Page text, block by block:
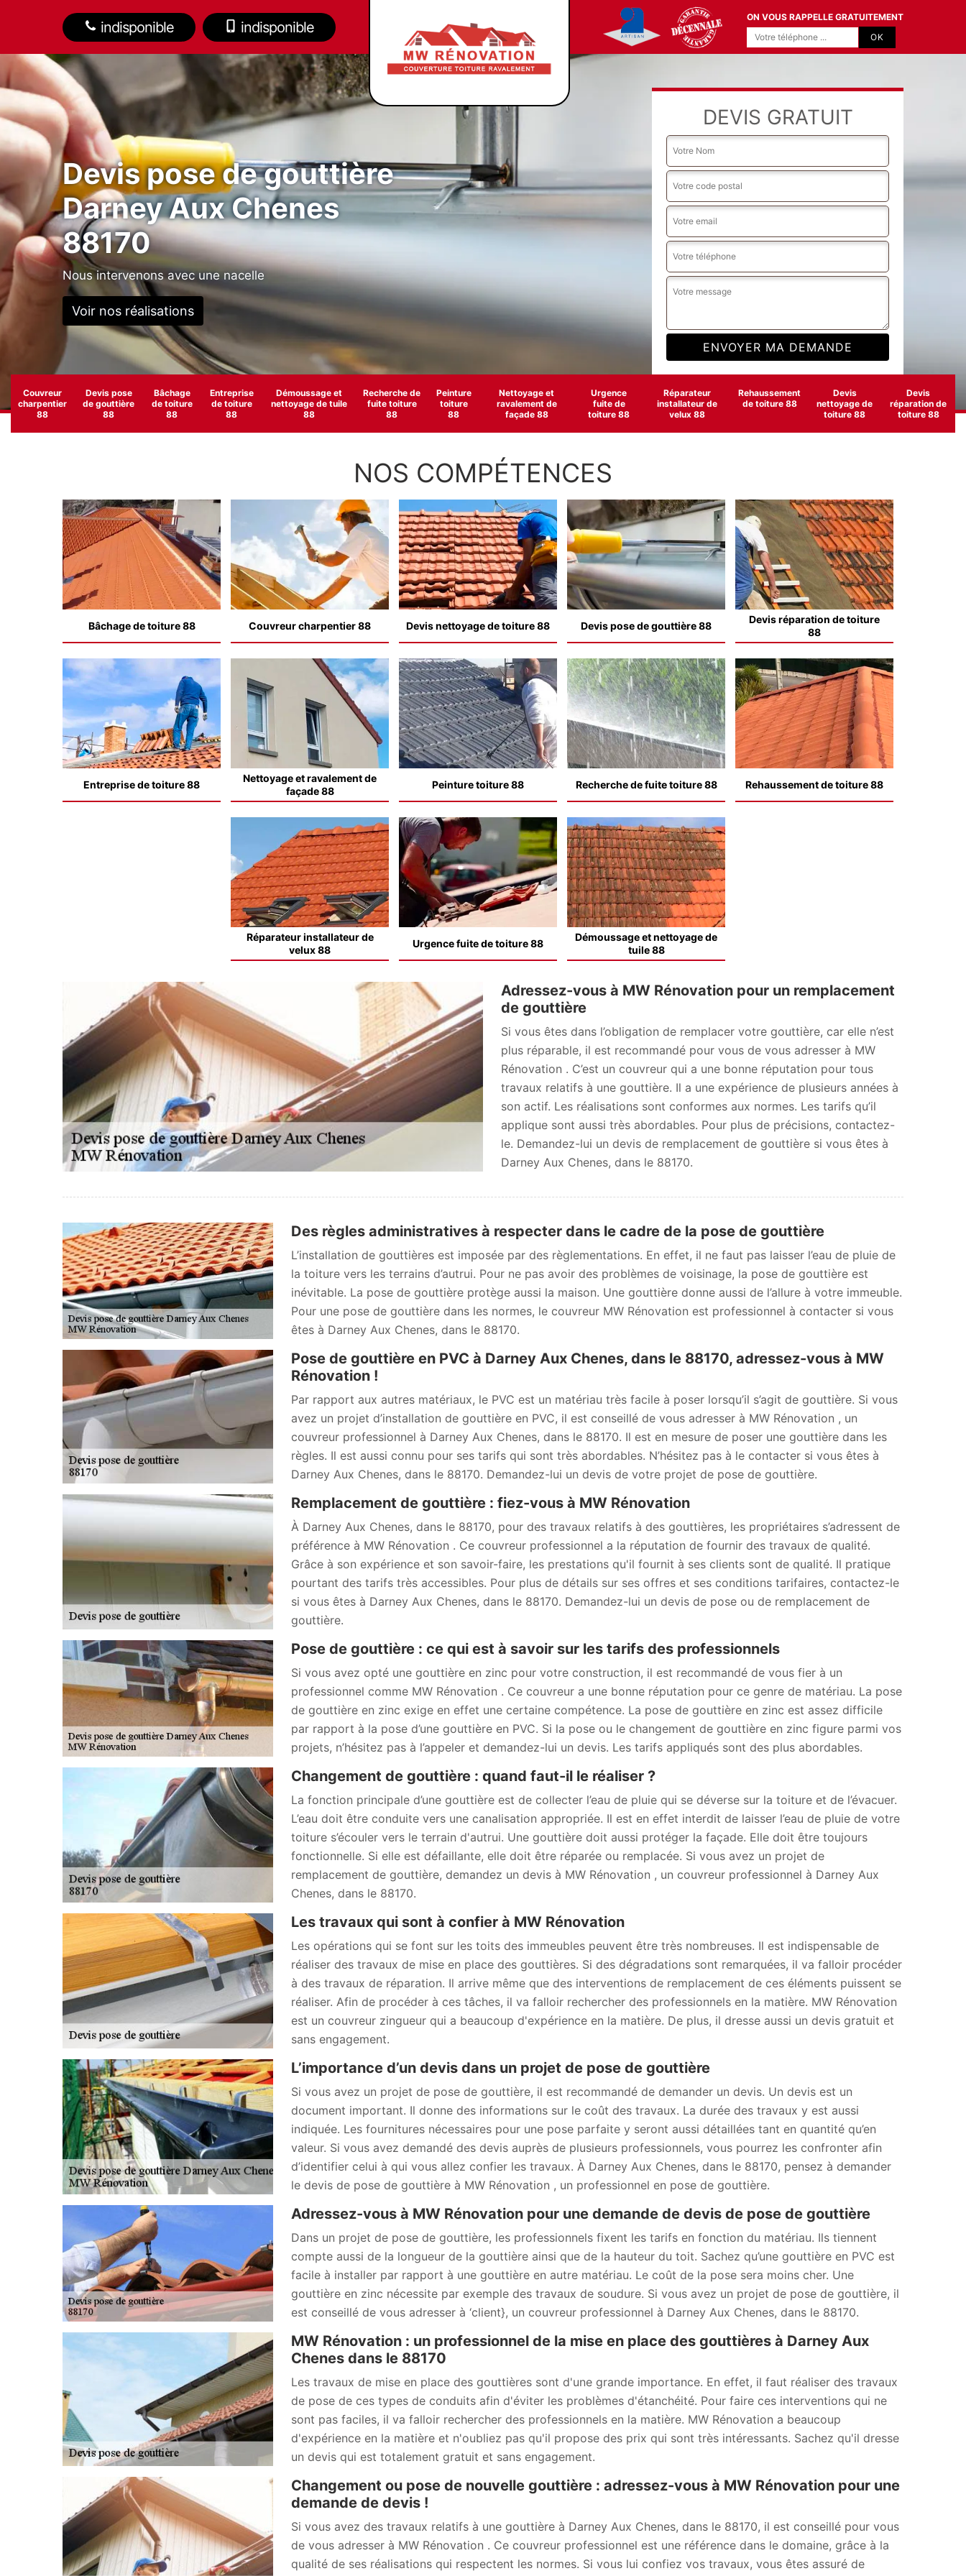
indisponible indisponible
ON VOUS RAPPELLE GRATUITEMENT
Devis pose de gouttière
Darney Aux Chenes
88170
Nous intervenons avec une nacelle
Voir nos réalisations
DEVIS GRATUIT
Couvreur
charpentier
88
Devis pose
de gouttière
88
Bâchage
de toiture
88
Entreprise
de toiture
88
Démoussage et
nettoyage de tuile
88
Recherche de
fuite toiture
88
Peinture
toiture
88
Nettoyage et
ravalement de
façade 88
Urgence
fuite de
toiture 88
Réparateur
installateur de
velux 88
Rehaussement
de toiture 88
Devis
nettoyage de
toiture 88
Devis
réparation de
toiture 88
NOS COMPÉTENCES
Bâchage de toiture 88 Couvreur charpentier 88 Devis nettoyage de toiture 88 Devis pose de gouttière 88
Devis réparation de toiture
88
Entreprise de toiture 88
Nettoyage et ravalement de
façade 88
Peinture toiture 88 Recherche de fuite toiture 88 Rehaussement de toiture 88
Réparateur installateur de
velux 88
Urgence fuite de toiture 88
Démoussage et nettoyage de
tuile 88
Adressez-vous à MW Rénovation pour un remplacement
de gouttière
Si vous êtes dans l’obligation de remplacer votre gouttière, car elle n’est
plus réparable, il est recommandé pour vous de vous adresser à MW
Rénovation . C’est un couvreur qui a une bonne réputation pour tous
travaux relatifs à une gouttière. Il a une expérience de plusieurs années à
son actif. Les réalisations sont conformes aux normes. Les tarifs qu’il
applique sont aussi très abordables. Pour plus de précisions, contactez-
le. Demandez-lui un devis de remplacement de gouttière si vous êtes à
Darney Aux Chenes, dans le 88170.
Des règles administratives à respecter dans le cadre de la pose de gouttière
L’installation de gouttières est imposée par des règlementations. En effet, il ne faut pas laisser l’eau de pluie de
la toiture vers les terrains d’autrui. Pour ne pas avoir des problèmes de voisinage, la pose de gouttière est
inévitable. La pose de gouttière protège aussi la maison. Une gouttière donne aussi de l’allure à votre immeuble.
Pour une pose de gouttière dans les normes, le couvreur MW Rénovation est professionnel à contacter si vous
êtes à Darney Aux Chenes, dans le 88170.
Pose de gouttière en PVC à Darney Aux Chenes, dans le 88170, adressez-vous à MW
Rénovation !
Par rapport aux autres matériaux, le PVC est un matériau très facile à poser lorsqu’il s’agit de gouttière. Si vous
avez un projet d’installation de gouttière en PVC, il est conseillé de vous adresser à MW Rénovation , un
couvreur professionnel à Darney Aux Chenes, dans le 88170. Il est en mesure de poser une gouttière dans les
règles. Il est aussi connu pour ses tarifs qui sont très abordables. N’hésitez pas à le contacter si vous êtes à
Darney Aux Chenes, dans le 88170. Demandez-lui un devis de votre projet de pose de gouttière.
Remplacement de gouttière : fiez-vous à MW Rénovation
À Darney Aux Chenes, dans le 88170, pour des travaux relatifs à des gouttières, les propriétaires s’adressent de
préférence à MW Rénovation . Ce couvreur professionnel a la réputation de fournir des travaux de qualité.
Grâce à son expérience et son savoir-faire, les prestations qu'il fournit à ses clients sont de qualité. Il pratique
pourtant des tarifs très accessibles. Pour plus de détails sur ses offres et ses conditions tarifaires, contactez-le
si vous êtes à Darney Aux Chenes, dans le 88170. Demandez-lui un devis de pose ou de remplacement de
gouttière.
Pose de gouttière : ce qui est à savoir sur les tarifs des professionnels
Si vous avez opté une gouttière en zinc pour votre construction, il est recommandé de vous fier à un
professionnel comme MW Rénovation . Ce couvreur a une bonne réputation pour ce genre de matériau. La pose
de gouttière en zinc exige en effet une certaine compétence. La pose de gouttière en zinc est assez difficile
par rapport à la pose d’une gouttière en PVC. Si la pose ou le changement de gouttière en zinc figure parmi vos
projets, n’hésitez pas à l’appeler et demandez-lui un devis. Les tarifs appliqués sont des plus abordables.
Changement de gouttière : quand faut-il le réaliser ?
La fonction principale d’une gouttière est de collecter l’eau de pluie qui se déverse sur la toiture et de l’évacuer.
L’eau doit être conduite vers une canalisation appropriée. Il est en effet interdit de laisser l’eau de pluie de votre
toiture s’écouler vers le terrain d'autrui. Une gouttière doit aussi protéger la façade. Elle doit être toujours
fonctionnelle. Si elle est défaillante, elle doit être réparée ou remplacée. Si vous avez un projet de
remplacement de gouttière, demandez un devis à MW Rénovation , un couvreur professionnel à Darney Aux
Chenes, dans le 88170.
Les travaux qui sont à confier à MW Rénovation
Les opérations qui se font sur les toits des immeubles peuvent être très nombreuses. Il est indispensable de
réaliser des travaux de mise en place des gouttières. Si des dégradations sont remarquées, il va falloir procéder
à des travaux de réparation. Il arrive même que des interventions de remplacement de ces éléments puissent se
réaliser. Afin de procéder à ces tâches, il va falloir rechercher des professionnels en la matière. MW Rénovation
est un couvreur zingueur qui a beaucoup d'expérience en la matière. De plus, il dresse aussi un devis gratuit et
sans engagement.
L’importance d’un devis dans un projet de pose de gouttière
Si vous avez un projet de pose de gouttière, il est recommandé de demander un devis. Un devis est un
document important. Il donne des informations sur le coût des travaux. La durée des travaux y est aussi
indiquée. Les fournitures nécessaires pour une pose parfaite y seront aussi détaillées tant en quantité qu’en
valeur. Si vous avez demandé des devis auprès de plusieurs professionnels, vous pourrez les confronter afin
d’identifier celui à qui vous allez confier les travaux. À Darney Aux Chenes, dans le 88170, pensez à demander
le devis de pose de gouttière à MW Rénovation , un professionnel en pose de gouttière.
Adressez-vous à MW Rénovation pour une demande de devis de pose de gouttière
Dans un projet de pose de gouttière, les professionnels fixent les tarifs en fonction du matériau. Ils tiennent
compte aussi de la longueur de la gouttière ainsi que de la hauteur du toit. Sachez qu’une gouttière en PVC est
facile à installer par rapport à une gouttière en autre matériau. Le coût de la pose sera moins cher. Une
gouttière en zinc nécessite par exemple des travaux de soudure. Si vous avez un projet de pose de gouttière, il
est conseillé de vous adresser à ‘client}, un couvreur professionnel à Darney Aux Chenes, dans le 88170.
MW Rénovation : un professionnel de la mise en place des gouttières à Darney Aux
Chenes dans le 88170
Les travaux de mise en place des gouttières sont d'une grande importance. En effet, il faut réaliser des travaux
de pose de ces types de conduits afin d'éviter les problèmes d'étanchéité. Pour faire ces interventions qui ne
sont pas faciles, il va falloir rechercher des professionnels en la matière. MW Rénovation a beaucoup
d'expérience en la matière et n'oubliez pas qu'il propose des prix qui sont très intéressants. Sachez qu'il dresse
un devis qui est totalement gratuit et sans engagement.
Changement ou pose de nouvelle gouttière : adressez-vous à MW Rénovation pour une
demande de devis !
Si vous avez des travaux relatifs à une gouttière à Darney Aux Chenes, dans le 88170, il est conseillé pour vous
de vous adresser à MW Rénovation . Ce couvreur professionnel est une référence dans le domaine, grâce à la
qualité de ses réalisations qui respectent les normes. Si vous lui confiez vos travaux, vous êtes assuré de